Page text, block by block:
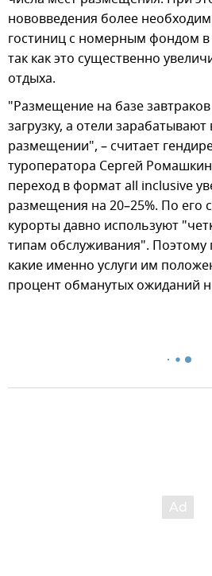
нововведения более
гостиниц с номерным фондом в
так как это существенно
отдыха.
"Размещение на базе
загрузку, а отели
размещении", – считает
туроператора Сергей
переход в формат all inclusive
размещения на 20–25%. По его
курорты давно используют
типам обслуживания". Поэтому
какие именно услуги им
процент обманутых ожиданий